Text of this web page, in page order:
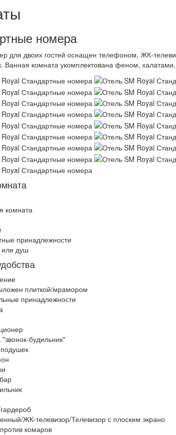
номера
для двоих гостей оснащен телефоном, ЖК-
Ванная комната укомплектована феном,
комната
принадлежности
душ
плиткой/мрамором
принадлежности
"звонок-будильник"
ЖК-телевизор/Телевизор с плоским экрано
комаров